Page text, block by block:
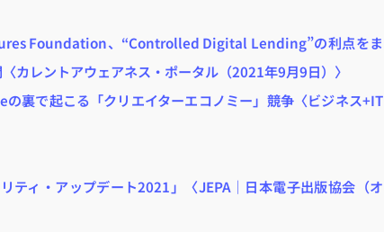
Foundation、“Controlled Digital Lending”の利点をま
カレントアウェアネス・ポータル（2021年9月9日）〉
裏で起こる「クリエイターエコノミー」競争〈ビジネス+IT
ティ・アップデート2021」〈JEPA｜日本電子出版協会（オ